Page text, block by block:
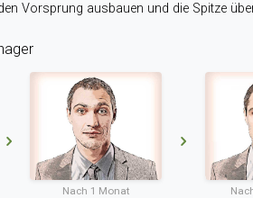
Vorsprung ausbauen und die Spitze
Nach 1 Monat